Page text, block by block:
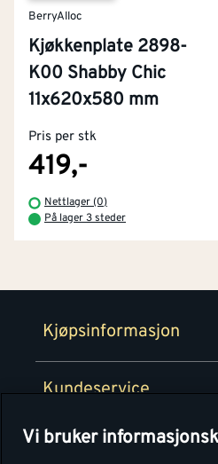
BerryAlloc
Kjøkkenplate 2898-
K00 Shabby Chic
11x620x580 mm
Pris per stk
419,-
Nettlager (0)
På lager 3 steder
Kjøpsinformasjon
Kjøpsbetingelser
Retur- og
Kundeservice
Kontakt oss
Tjenester
Montér Klubb
Montér
Om Montér
Byggevarehus og
Prismatch
Personvern
Vi bruker